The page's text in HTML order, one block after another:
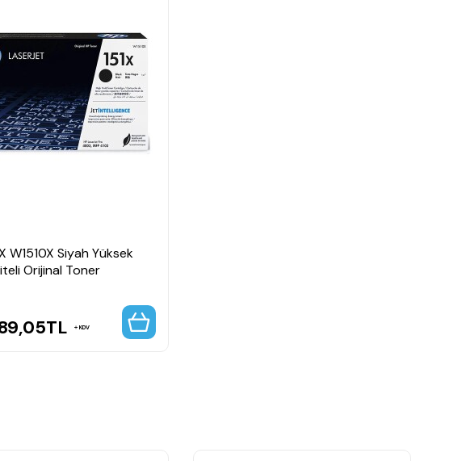
toner kartuşudur.
aktarılması gerekir.
çıktısı sunar.
sağlar.
çözümüdür.
W1510X Siyah Yüksek
Orijinal Toner
TL KDV